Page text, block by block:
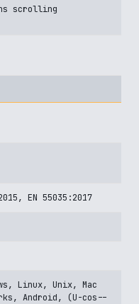
scrolling
EN 55035:2017
Linux, Unix, Mac
Android, (U-cos--